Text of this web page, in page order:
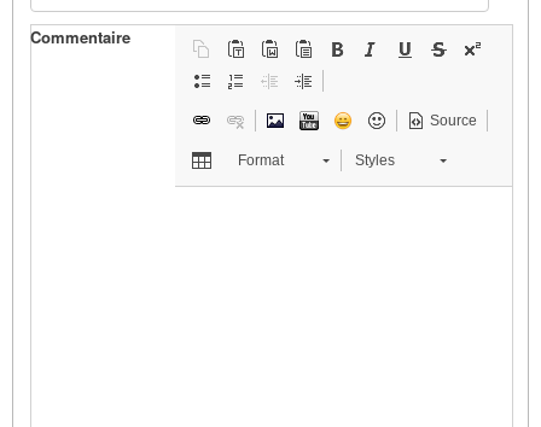
Commentaire
Source
Format Styles